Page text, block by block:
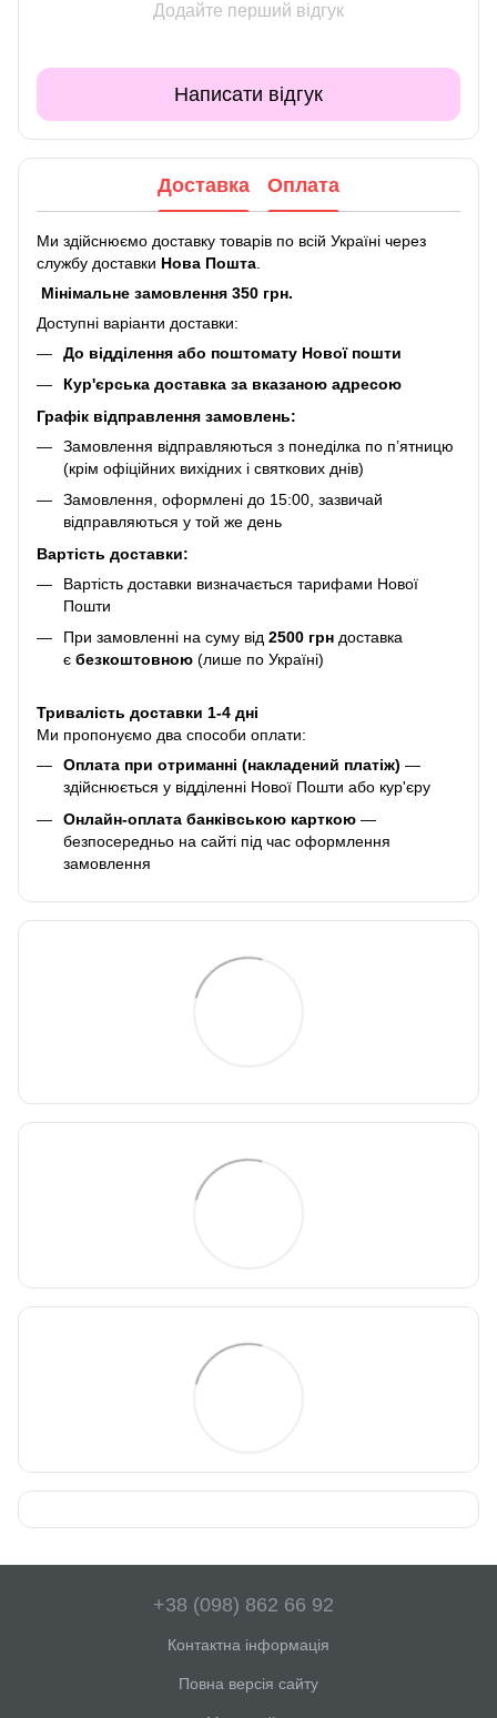
Додайте перший відгук
Написати відгук
Доставка Оплата
Ми здійснюємо доставку товарів по всій Україні через
службу доставки Нова Пошта
Мінімальне замовлення 350 грн.
Доступні варіанти доставки:
До відділення або поштомату Нової пошти
Кур'єрська доставка за вказаною адресою
Графік відправлення замовлень:
Замовлення відправляються з понеділка по п’ятницю
(крім офіційних вихідних і святкових днів)
Замовлення, оформлені до 15:00, зазвичай
відправляються у той же день
Вартість доставки:
Вартість доставки визначається тарифами Нової
Пошти
При замовленні на суму від 2500 грн доставка
є безкоштовною (лише по Україні)
Тривалість доставки 1-4 дні
Ми пропонуємо два способи оплати:
Оплата при отриманні (накладений платіж) —
здійснюється у відділенні Нової Пошти або кур'єру
Онлайн-оплата банківською карткою —
безпосередньо на сайті під час оформлення
замовлення
+38 (098) 862 66 92
Контактна інформація
Повна версія сайту